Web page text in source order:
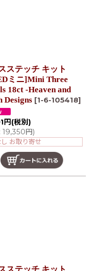
ステッチ キット
ミニ]Mini Three
18ct -Heaven and
Designs [1-6-105418]
円 (税別)
19,350円)
お取り寄せ